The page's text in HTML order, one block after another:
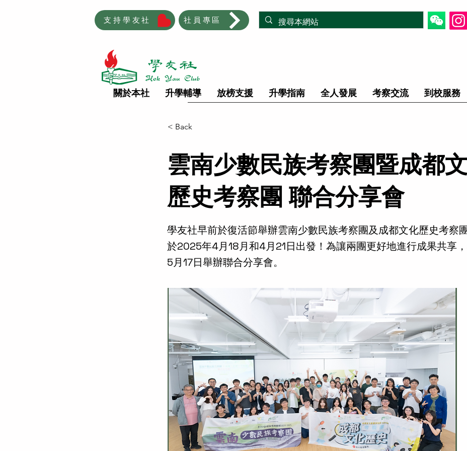
支持學友社 社員專區
關於本社 升學輔導 放榜支援 升學指南 全人發展 考察交流 到校服務
< Back
雲南少數民族考察團暨成都
歷史考察團 聯合分享會
學友社早前於復活節舉辦雲南少數民族考察團及成都文化歷史考察
於2025年4月18月和4月21日出發！為讓兩團更好地進行成果共享
5月17日舉辦聯合分享會。